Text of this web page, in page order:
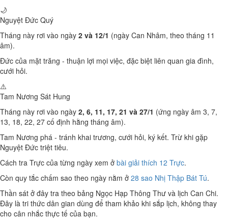
🌙
Nguyệt Đức Quý
Tháng này rơi vào ngày 2 và 12/1 (ngày Can Nhâm, theo tháng 11
âm).
Đức của mặt trăng - thuận lợi mọi việc, đặc biệt liên quan gia đình,
cưới hỏi.
⚠️
Tam Nương Sát Hung
Tháng này rơi vào ngày 2, 6, 11, 17, 21 và 27/1 (ứng ngày âm 3, 7,
13, 18, 22, 27 cố định hằng tháng âm).
Tam Nương phá - tránh khai trương, cưới hỏi, ký kết. Trừ khi gặp
Nguyệt Đức triệt tiêu.
Cách tra Trực của từng ngày xem ở bài giải thích 12 Trực.
Còn quy tắc chấm sao theo ngày nằm ở 28 sao Nhị Thập Bát Tú.
Thần sát ở đây tra theo bảng Ngọc Hạp Thông Thư và lịch Can Chi.
Đây là tri thức dân gian dùng để tham khảo khi sắp lịch, không thay
cho cân nhắc thực tế của bạn.